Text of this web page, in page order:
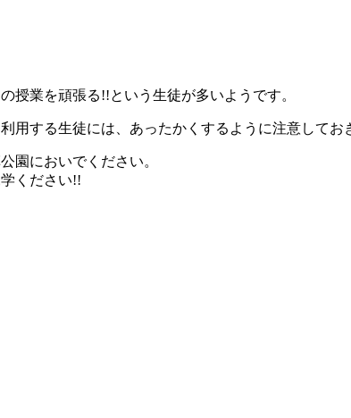
授業を頑張る!!という生徒が多いようです。
する生徒には、あったかくするように注意してお
園においでください。
学ください!!